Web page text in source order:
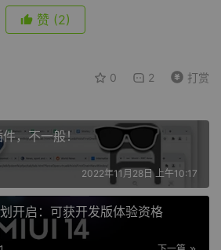
赞 (2)
0 2 打赏
件，不一般！
2022年11月28日 上午10:17
开启：可获开发版体验资格